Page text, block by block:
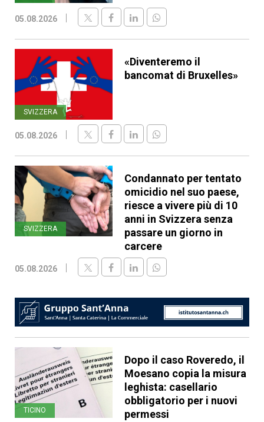
05.08.2026
SVIZZERA
«Diventeremo il
bancomat di Bruxelles»
05.08.2026
SVIZZERA
Condannato per tentato
omicidio nel suo paese,
riesce a vivere più di 10
anni in Svizzera senza
passare un giorno in
carcere
05.08.2026
TICINO
Dopo il caso Roveredo, il
Moesano copia la misura
leghista: casellario
obbligatorio per i nuovi
permessi